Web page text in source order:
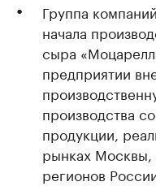
Группа
начала
сыра
предприятии
производства
продукции,
рынках Москвы,
регионов